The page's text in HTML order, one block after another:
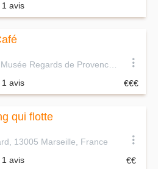
1 avis
1 avis
qui flotte
13005 Marseille, France
1 avis